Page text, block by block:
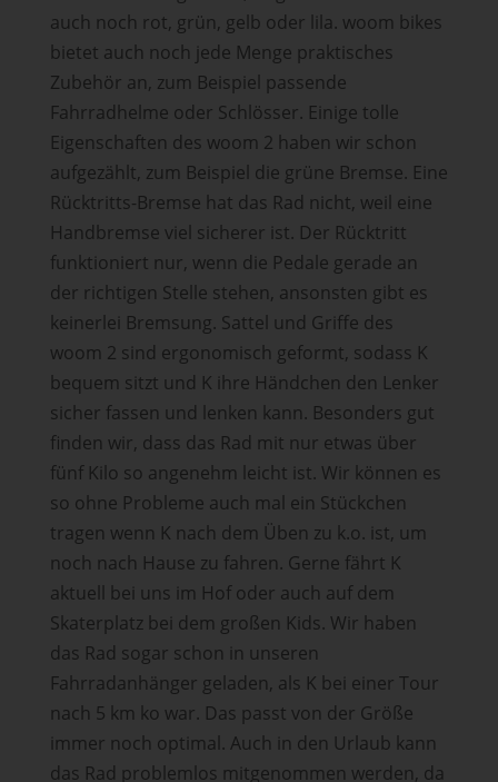
auch noch rot, grün, gelb oder lila. woom bikes
bietet auch noch jede Menge praktisches
Zubehör an, zum Beispiel passende
Fahrradhelme oder Schlösser. Einige tolle
Eigenschaften des woom 2 haben wir schon
aufgezählt, zum Beispiel die grüne Bremse. Eine
Rücktritts-Bremse hat das Rad nicht, weil eine
Handbremse viel sicherer ist. Der Rücktritt
funktioniert nur, wenn die Pedale gerade an
der richtigen Stelle stehen, ansonsten gibt es
keinerlei Bremsung. Sattel und Griffe des
woom 2 sind ergonomisch geformt, sodass K
bequem sitzt und K ihre Händchen den Lenker
sicher fassen und lenken kann. Besonders gut
finden wir, dass das Rad mit nur etwas über
fünf Kilo so angenehm leicht ist. Wir können es
so ohne Probleme auch mal ein Stückchen
tragen wenn K nach dem Üben zu k.o. ist, um
noch nach Hause zu fahren. Gerne fährt K
aktuell bei uns im Hof oder auch auf dem
Skaterplatz bei dem großen Kids. Wir haben
das Rad sogar schon in unseren
Fahrradanhänger geladen, als K bei einer Tour
nach 5 km ko war. Das passt von der Größe
immer noch optimal. Auch in den Urlaub kann
das Rad problemlos mitgenommen werden, da